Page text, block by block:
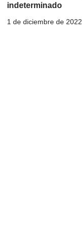
indeterminado
1 de diciembre de 2022